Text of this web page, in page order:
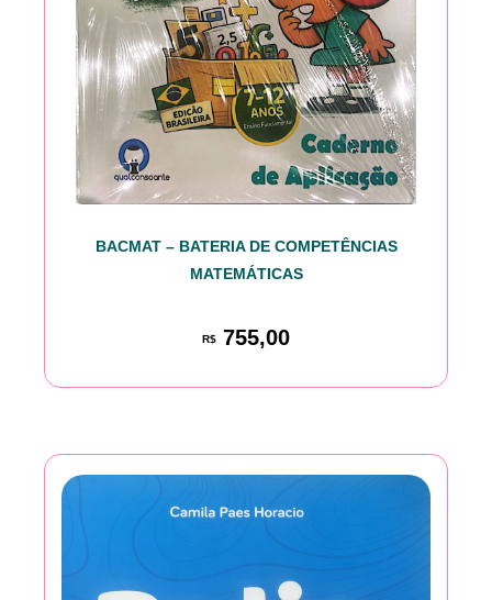
BACMAT – BATERIA DE COMPETÊNCIAS
MATEMÁTICAS
R$ 755,00